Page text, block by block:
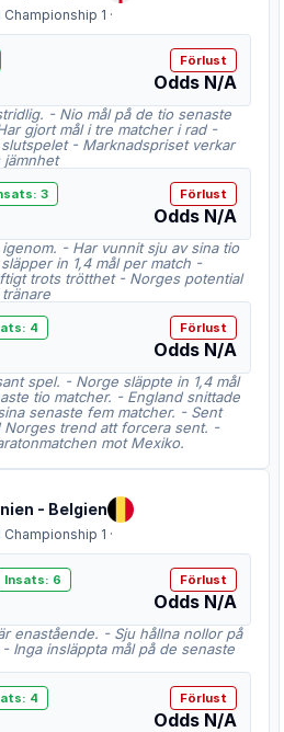
Championship 1 ·
Förlust
Odds N/A
- Nio mål på de tio senaste
gjort mål i tre matcher i rad -
- Marknadspriset verkar
jämnhet
: 3 Förlust
Odds N/A
- Har vunnit sju av sina tio
in 1,4 mål per match -
trots trötthet - Norges potential
: 4 Förlust
Odds N/A
spel. - Norge släppte in 1,4 mål
tio matcher. - England snittade
senaste fem matcher. - Sent
Norges trend att forcera sent. -
mot Mexiko.
- Belgien
Championship 1 ·
Insats: 6 Förlust
Odds N/A
enastående. - Sju hållna nollor på
Inga insläppta mål på de senaste
: 4 Förlust
Odds N/A